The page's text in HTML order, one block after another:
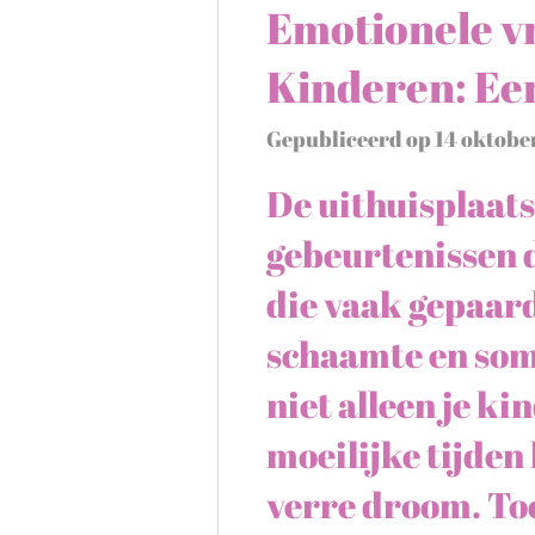
Emotionele
Kinderen:
Gepubliceerd op 14
De
gebeurtenissen
die vaak
schaamte en
niet alleen je
moeilijke tijden
verre droom.